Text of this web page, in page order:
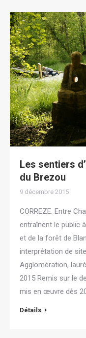
Les sentiers
du Brezou
9 décembre 2015
CORREZE. Entre
entraînent le public
et de la forêt de
interprétation de
Agglomération,
2015 Remis sur le
mis en œuvre dès
Détails